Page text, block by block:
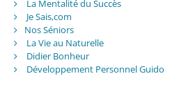
La Mentalité du Succès
Je Sais,com
Nos Séniors
La Vie au Naturelle
Didier Bonheur
Développement Personnel Guido